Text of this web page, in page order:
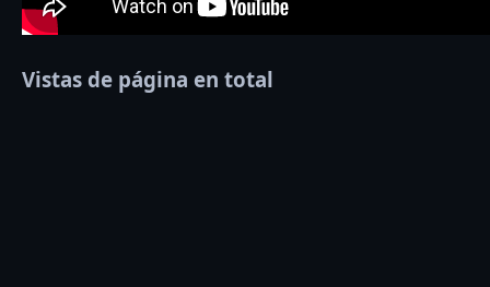
Vistas de página en total